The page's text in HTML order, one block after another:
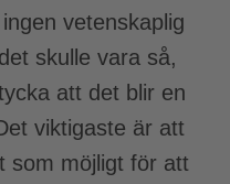
vetenskaplig
skulle vara så,
att det blir en
viktigaste är att
som möjligt för att